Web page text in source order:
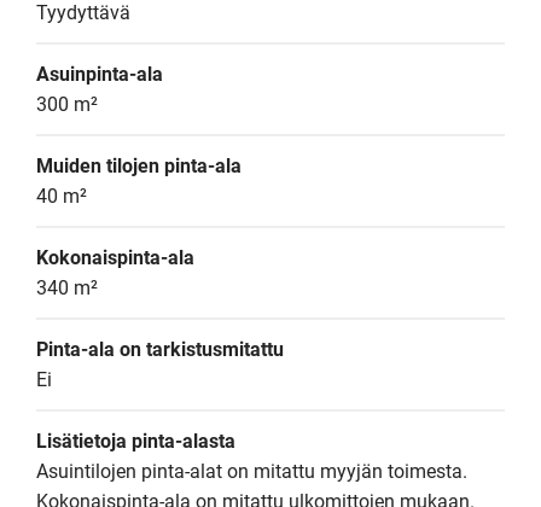
Tyydyttävä
Asuinpinta-ala
300 m²
Muiden tilojen pinta-ala
40 m²
Kokonaispinta-ala
340 m²
Pinta-ala on tarkistusmitattu
Ei
Lisätietoja pinta-alasta
Asuintilojen pinta-alat on mitattu myyjän toimesta.
Kokonaispinta-ala on mitattu ulkomittojen mukaan.